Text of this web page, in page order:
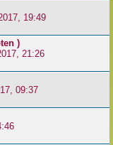
19:49
)
21:26
09:37